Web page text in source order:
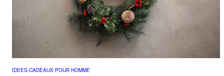
IDEES-CADEAUX POUR HOMME